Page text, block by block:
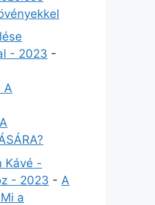
- 2023 -
A
Kávé -
- 2023 - A
a